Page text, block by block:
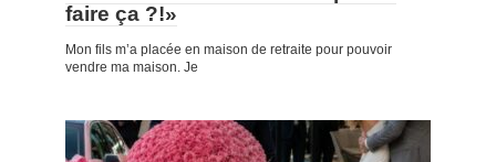
faire ça ?!»
Mon fils m’a placée en maison de retraite pour pouvoir
vendre ma maison. Je